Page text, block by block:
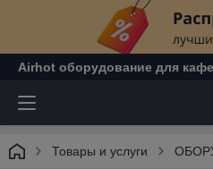
Airhot оборудование для
Товары и услуги